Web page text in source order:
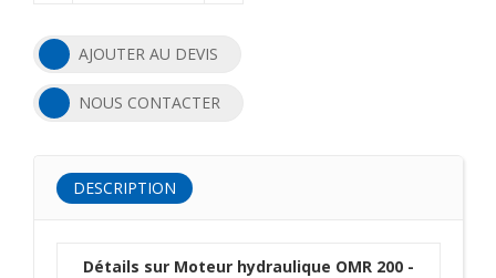
AJOUTER AU DEVIS
NOUS CONTACTER
DESCRIPTION
Détails sur Moteur hydraulique OMR 200 -